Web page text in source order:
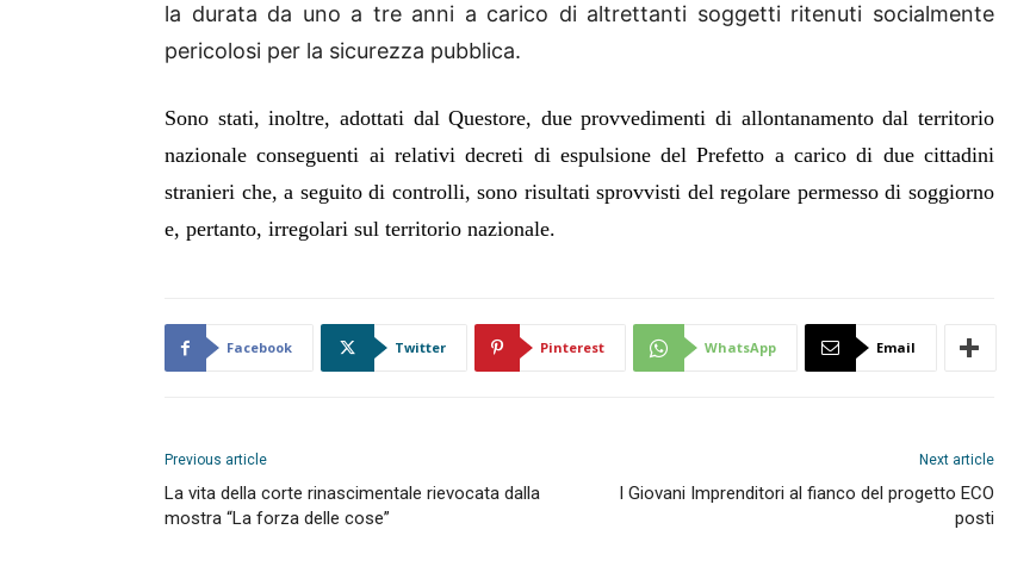
la durata da uno a tre anni a carico di altrettanti soggetti ritenuti socialmente
pericolosi per la sicurezza pubblica.
Sono stati, inoltre, adottati dal Questore, due provvedimenti di allontanamento dal territorio
nazionale conseguenti ai relativi decreti di espulsione del Prefetto a carico di due cittadini
stranieri che, a seguito di controlli, sono risultati sprovvisti del regolare permesso di soggiorno
e, pertanto, irregolari sul territorio nazionale.
Facebook Twitter Pinterest WhatsApp Email
Previous article
La vita della corte rinascimentale rievocata dalla
mostra “La forza delle cose”
Next article
I Giovani Imprenditori al fianco del progetto ECO
posti